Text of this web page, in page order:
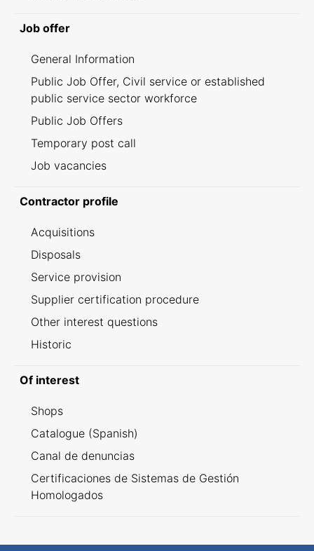
Job offer
General Information
Public Job Offer, Civil service or established
public service sector workforce
Public Job Offers
Temporary post call
Job vacancies
Contractor profile
Acquisitions
Disposals
Service provision
Supplier certification procedure
Other interest questions
Historic
Of interest
Shops
Catalogue (Spanish)
Canal de denuncias
Certificaciones de Sistemas de Gestión
Homologados